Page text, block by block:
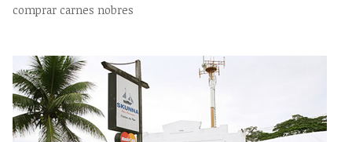
comprar carnes nobres